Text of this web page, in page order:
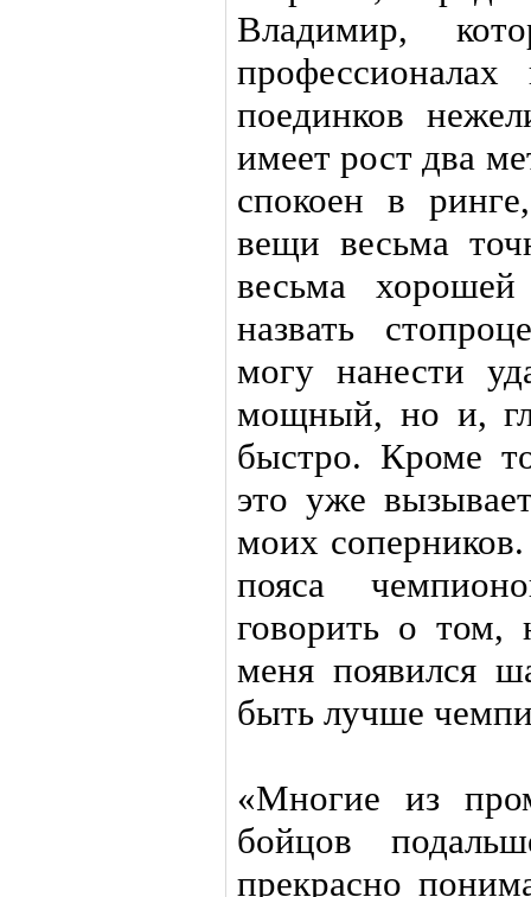
Владимир,
поединков
имеет рост два
спокоен в
вещи весьма
весьма
назвать
могу нанести
мощный, но и,
быстро. Кроме
это уже
моих
пояса
говорить о том,
меня появился
быть лучше
«Многие из
бойцов
прекрасно